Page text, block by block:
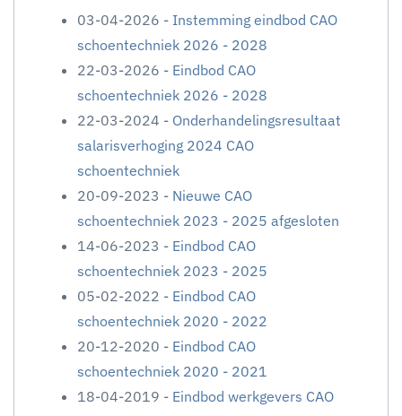
03-04-2026 - Instemming eindbod CAO
schoentechniek 2026 - 2028
22-03-2026 - Eindbod CAO
schoentechniek 2026 - 2028
22-03-2024 - Onderhandelingsresultaat
salarisverhoging 2024 CAO
schoentechniek
20-09-2023 - Nieuwe CAO
schoentechniek 2023 - 2025 afgesloten
14-06-2023 - Eindbod CAO
schoentechniek 2023 - 2025
05-02-2022 - Eindbod CAO
schoentechniek 2020 - 2022
20-12-2020 - Eindbod CAO
schoentechniek 2020 - 2021
18-04-2019 - Eindbod werkgevers CAO